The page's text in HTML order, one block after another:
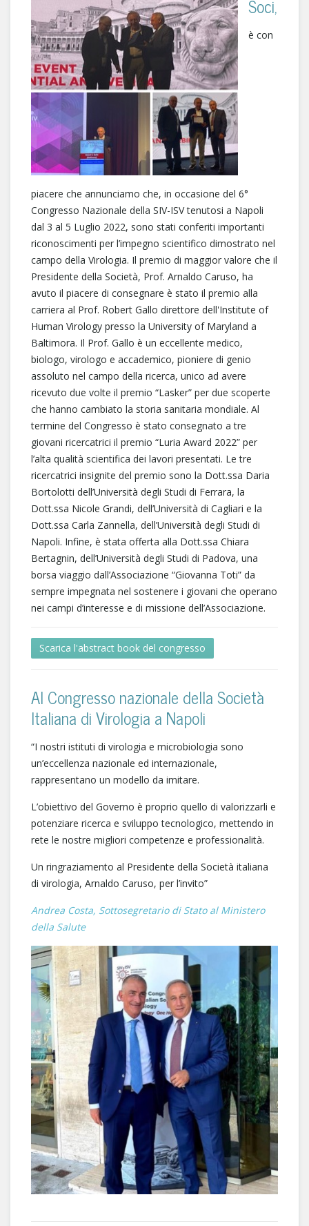
Soci,
è con
piacere che annunciamo che, in occasione del 6°
Congresso Nazionale della SIV-ISV tenutosi a Napoli
dal 3 al 5 Luglio 2022, sono stati conferiti importanti
riconoscimenti per l’impegno scientifico dimostrato nel
campo della Virologia. Il premio di maggior valore che il
Presidente della Società, Prof. Arnaldo Caruso, ha
avuto il piacere di consegnare è stato il premio alla
carriera al Prof. Robert Gallo direttore dell'Institute of
Human Virology presso la University of Maryland a
Baltimora. Il Prof. Gallo è un eccellente medico,
biologo, virologo e accademico, pioniere di genio
assoluto nel campo della ricerca, unico ad avere
ricevuto due volte il premio “Lasker” per due scoperte
che hanno cambiato la storia sanitaria mondiale. Al
termine del Congresso è stato consegnato a tre
giovani ricercatrici il premio “Luria Award 2022” per
l’alta qualità scientifica dei lavori presentati. Le tre
ricercatrici insignite del premio sono la Dott.ssa Daria
Bortolotti dell’Università degli Studi di Ferrara, la
Dott.ssa Nicole Grandi, dell’Università di Cagliari e la
Dott.ssa Carla Zannella, dell’Università degli Studi di
Napoli. Infine, è stata offerta alla Dott.ssa Chiara
Bertagnin, dell’Università degli Studi di Padova, una
borsa viaggio dall’Associazione “Giovanna Toti” da
sempre impegnata nel sostenere i giovani che operano
nei campi d’interesse e di missione dell’Associazione.
Scarica l'abstract book del congresso
Al Congresso nazionale della Società
Italiana di Virologia a Napoli
“I nostri istituti di virologia e microbiologia sono
un’eccellenza nazionale ed internazionale,
rappresentano un modello da imitare.
L’obiettivo del Governo è proprio quello di valorizzarli e
potenziare ricerca e sviluppo tecnologico, mettendo in
rete le nostre migliori competenze e professionalità.
Un ringraziamento al Presidente della Società italiana
di virologia, Arnaldo Caruso, per l’invito”
Andrea Costa, Sottosegretario di Stato al Ministero
della Salute